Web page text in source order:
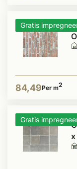
Gratis
84,49Per m2
Gratis
x